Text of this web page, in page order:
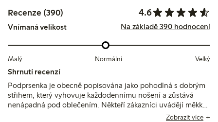
Recenze (390) 4.6
Vnímaná velikost Na základě 390 hodnocení
Malý Normální Velký
Shrnutí recenzí
Podprsenka je obecně popisována jako pohodlná s dobrým
střihem, který vyhovuje každodennímu nošení a zůstává
nenápadná pod oblečením. Někteří zákazníci uvádějí měkké,
prodyšné materiály a stabilní podporu, i když někteří zmiňují
Zobrazit více